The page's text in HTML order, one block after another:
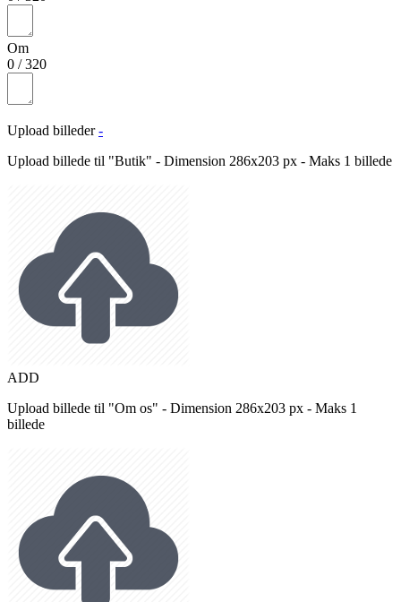
Om
0 /320
Upload billeder -
Upload billede til "Butik" - Dimension 286x203 px - Maks 1 billede
ADD
Upload billede til "Om os" - Dimension 286x203 px - Maks 1
billede